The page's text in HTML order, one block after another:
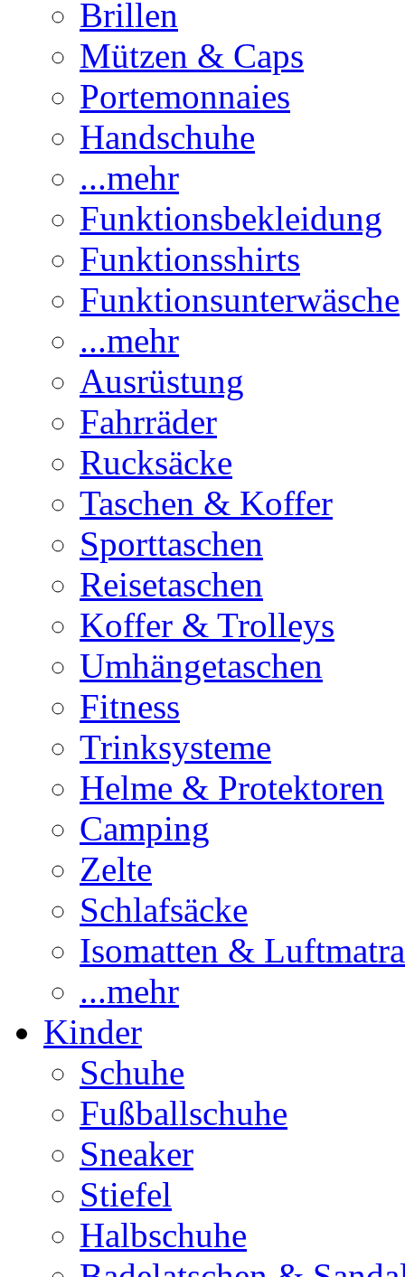
Brillen
Mützen & Caps
Portemonnaies
Handschuhe
...mehr
Funktionsbekleidung
Funktionsshirts
Funktionsunterwäsche
...mehr
Ausrüstung
Fahrräder
Rucksäcke
Taschen & Koffer
Sporttaschen
Reisetaschen
Koffer & Trolleys
Umhängetaschen
Fitness
Trinksysteme
Helme & Protektoren
Camping
Zelte
Schlafsäcke
Isomatten &
...mehr
Kinder
Schuhe
Fußballschuhe
Sneaker
Stiefel
Halbschuhe